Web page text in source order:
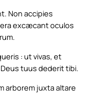
Non accipies
excæcant oculos
: ut vivas, et
tuus dederit tibi.
arborem juxta altare